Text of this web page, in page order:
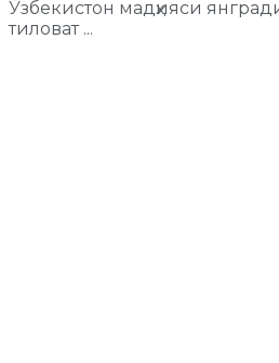
Ўзбекистон мадҳияси
тиловат ...